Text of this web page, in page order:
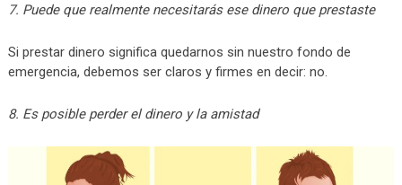
7. Puede que realmente necesitarás ese dinero que prestaste
Si prestar dinero significa quedarnos sin nuestro fondo de
emergencia, debemos ser claros y firmes en decir: no.
8. Es posible perder el dinero y la amistad